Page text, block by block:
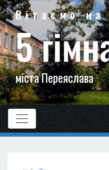
Вітаємо на
5
міста Переяслава